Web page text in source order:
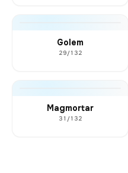
Golem
29/132
Magmortar
31/132